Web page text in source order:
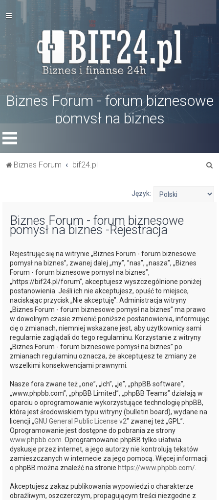
Biznes Forum - forum biznesowe
pomysł na biznes
Biznes Forum bif24.pl
Język:
Biznes Forum - forum biznesowe
pomysł na biznes -Rejestracja
Rejestrując się na witrynie „Biznes Forum - forum biznesowe
pomysł na biznes”, zwanej dalej „my”, ”nas”, „nasza”, „Biznes
Forum - forum biznesowe pomysł na biznes”,
„https://bif24.pl/forum”, akceptujesz wyszczególnione poniżej
postanowienia. Jeśli ich nie akceptujesz, opuść to miejsce,
naciskając przycisk „Nie akceptuję”. Administracja witryny
„Biznes Forum - forum biznesowe pomysł na biznes” ma prawo
w dowolnym czasie zmienić poniższe postanowienia, informując
cię o zmianach, niemniej wskazane jest, aby użytkownicy sami
regularnie zaglądali do tego regulaminu. Korzystanie z witryny
„Biznes Forum - forum biznesowe pomysł na biznes” po
zmianach regulaminu oznacza, że akceptujesz te zmiany ze
wszelkimi konsekwencjami prawnymi.
Nasze fora zwane też „one”, „ich”, „je”, „phpBB software”,
„www.phpbb.com”, „phpBB Limited”, „phpBB Teams” działają w
oparciu o oprogramowanie wykorzystujące technologię phpBB,
która jest środowiskiem typu witryny (bulletin board), wydane na
licencji „GNU General Public License v2” zwanej też „GPL”.
Oprogramowanie jest dostępne do pobrania ze strony
www.phpbb.com . Oprogramowanie phpBB tylko ułatwia
dyskusje przez internet, a jego autorzy nie kontrolują tekstów
zamieszczanych w internecie za jego pomocą. Więcej informacji
o phpBB można znaleźć na stronie https://www.phpbb.com/
Akceptujesz zakaz publikowania wypowiedzi o charakterze
obraźliwym, oszczerczym, propagującym treści niezgodne z